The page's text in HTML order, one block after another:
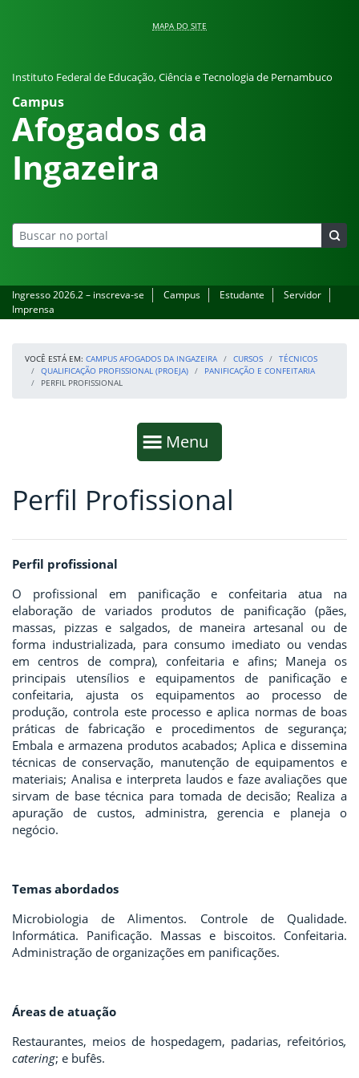
MAPA DO SITE
Instituto Federal de Educação, Ciência e Tecnologia de Pernambuco
Campus
Afogados da
Ingazeira
Ingresso 2026.2 – inscreva-se Campus Estudante
Servidor
Imprensa
VOCÊ ESTÁ EM: CAMPUS AFOGADOS DA INGAZEIRA CURSOS
TÉCNICOS
QUALIFICAÇÃO PROFISSIONAL (PROEJA)
PANIFICAÇÃO E CONFEITARIA
PERFIL PROFISSIONAL
Mostrar
Menu
Fim da navegação
Início do conteúdo
Perfil Profissional
Perfil profissional
O profissional em panificação e confeitaria atua na
elaboração de variados produtos de panificação (pães,
massas, pizzas e salgados, de maneira artesanal ou de
forma industrializada, para consumo imediato ou vendas
em centros de compra), confeitaria e afins; Maneja os
principais utensílios e equipamentos de panificação e
confeitaria, ajusta os equipamentos ao processo de
produção, controla este processo e aplica normas de boas
práticas de fabricação e procedimentos de segurança;
Embala e armazena produtos acabados; Aplica e dissemina
técnicas de conservação, manutenção de equipamentos e
materiais; Analisa e interpreta laudos e faze avaliações que
sirvam de base técnica para tomada de decisão; Realiza a
apuração de custos, administra, gerencia e planeja o
negócio.
Temas abordados
Microbiologia de Alimentos. Controle de Qualidade.
Informática. Panificação. Massas e biscoitos. Confeitaria.
Administração de organizações em panificações.
Áreas de atuação
Restaurantes, meios de hospedagem, padarias, refeitórios,
catering; e bufês.